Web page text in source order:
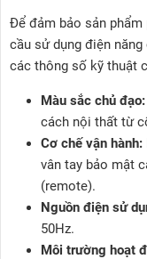
Để đảm bảo sản phẩm
cầu sử dụng điện
các thông số kỹ thuật
Màu sắc chủ đạo:
cách nội thất từ
Cơ chế vận hành:
vân tay bảo mật
(remote).
Nguồn điện sử
50Hz.
Môi trường hoạt